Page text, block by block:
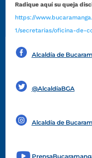
Radique aquí su queja
https://
1/secretarias/oficina-de-
Alcaldía de
@AlcaldíaBGA
Alcaldía de